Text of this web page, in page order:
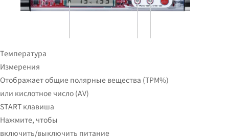
Температура
Измерения
Отображает общие полярные вещества (TPM%)
или кислотное число (AV)
START клавиша
Нажмите, чтобы
включить/выключить питание